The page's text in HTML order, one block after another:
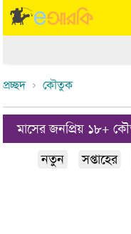
প্রচ্ছদ কৌতুক
মাসের জনপ্রিয় ১৮+
নতুন
সপ্তাহের